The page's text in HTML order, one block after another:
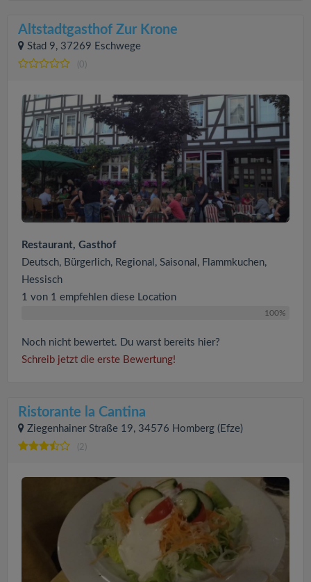
Altstadtgasthof Zur Krone
Stad 9, 37269 Eschwege
(0)
Restaurant, Gasthof
Deutsch, Bürgerlich, Regional, Saisonal, Flammkuchen,
Hessisch
1 von 1 empfehlen diese Location
100%
Noch nicht bewertet. Du warst bereits hier?
Schreib jetzt die erste Bewertung!
Ristorante la Cantina
Ziegenhainer Straße 19, 34576 Homberg (Efze)
(2)